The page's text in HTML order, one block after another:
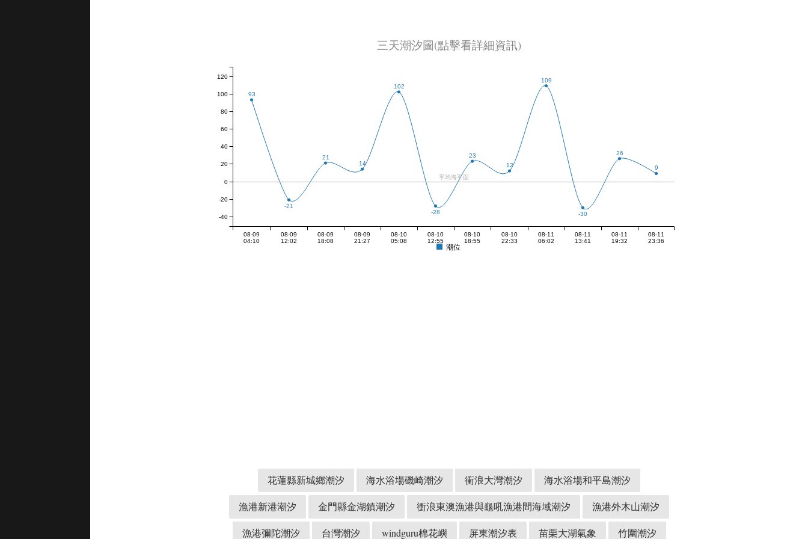
三天潮汐圖(點擊看詳細資訊)
93
-21
21
14
102
-28
23
12
109
-30
26
9
平均海平面
08-09
04:10
08-09
12:02
08-09
18:08
08-09
21:27
08-10
05:08
08-10
12:55
08-10
18:55
08-10
22:33
08-11
06:02
08-11
13:41
08-11
19:32
08-11
23:36
-40
-20
0
20
40
60
80
100
120
潮位
花蓮縣新城鄉潮汐 海水浴場磯崎潮汐 衝浪大灣潮汐 海水浴場和平島潮汐
漁港新港潮汐 金門縣金湖鎮潮汐 衝浪東澳漁港與龜吼漁港間海域潮汐 漁港外木山潮汐
漁港彌陀潮汐 台灣潮汐 windguru棉花嶼 屏東潮汐表 苗栗大湖氣象 竹圍潮汐